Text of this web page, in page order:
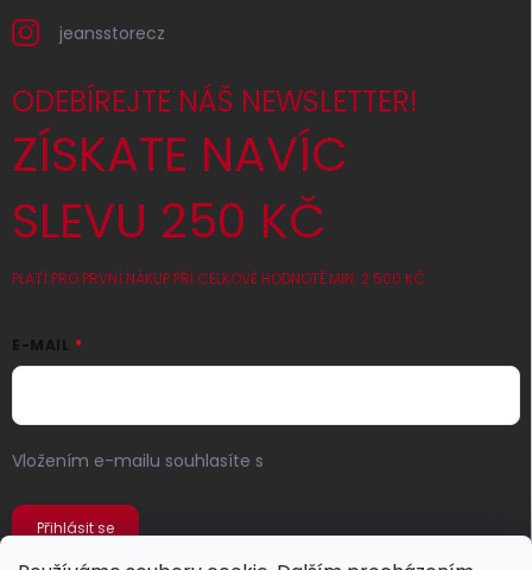
jeansstorecz
ODEBÍREJTE NÁŠ NEWSLETTER!
ZÍSKATE NAVÍC
SLEVU 250 KČ
PLATÍ PRO PRVNÍ NÁKUP PŘI CELKOVÉ HODNOTĚ MIN. 2 500 KČ
E-MAIL
Vložením e-mailu souhlasíte s
Přihlásit se